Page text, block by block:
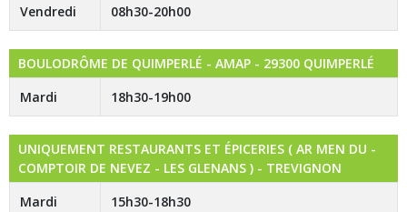
Vendredi
08h30-20h00
BOULODRÔME DE QUIMPERLÉ - AMAP - 29300 QUIMPERLÉ
Mardi
18h30-19h00
UNIQUEMENT RESTAURANTS ET ÉPICERIES ( AR MEN DU -
COMPTOIR DE NEVEZ - LES GLENANS ) - TREVIGNON
Mardi
15h30-18h30